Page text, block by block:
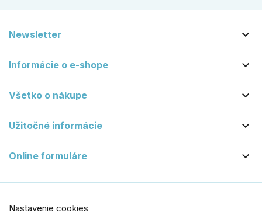
Newsletter 
Informácie o e-shope 
Všetko o nákupe 
Užitočné informácie 
Online formuláre 
Nastavenie cookies